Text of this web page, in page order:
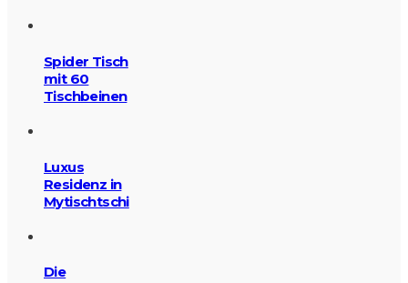
Spider Tisch
mit 60
Tischbeinen
Luxus
Residenz in
Mytischtschi
Die